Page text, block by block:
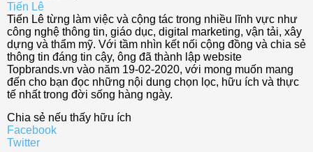
Tiến Lê
Tiến Lê từng làm việc và cộng tác trong nhiều lĩnh vực như
công nghệ thông tin, giáo dục, digital marketing, vận tải, xây
dựng và thẩm mỹ. Với tầm nhìn kết nối cộng đồng và chia sẻ
thông tin đáng tin cậy, ông đã thành lập website
Topbrands.vn vào năm 19-02-2020, với mong muốn mang
đến cho bạn đọc những nội dung chọn lọc, hữu ích và thực
tế nhất trong đời sống hàng ngày.
Chia sẻ nếu thấy hữu ích
Facebook
Twitter